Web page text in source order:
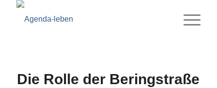
Die Rolle der Beringstraße